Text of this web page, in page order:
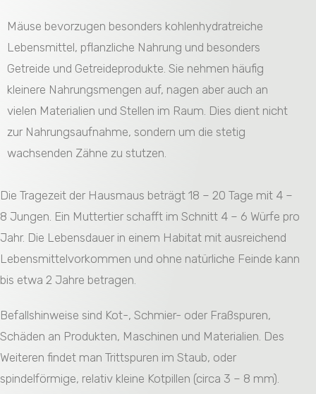
Mäuse bevorzugen besonders kohlenhydratreiche
Lebensmittel, pflanzliche Nahrung und besonders
Getreide und Getreideprodukte. Sie nehmen häufig
kleinere Nahrungsmengen auf, nagen aber auch an
vielen Materialien und Stellen im Raum. Dies dient nicht
zur Nahrungsaufnahme, sondern um die stetig
wachsenden Zähne zu stutzen.
Die Tragezeit der Hausmaus beträgt 18 – 20 Tage mit 4 –
8 Jungen. Ein Muttertier schafft im Schnitt 4 – 6 Würfe pro
Jahr. Die Lebensdauer in einem Habitat mit ausreichend
Lebensmittelvorkommen und ohne natürliche Feinde kann
bis etwa 2 Jahre betragen.
Befallshinweise sind Kot-, Schmier- oder Fraßspuren,
Schäden an Produkten, Maschinen und Materialien. Des
Weiteren findet man Trittspuren im Staub, oder
spindelförmige, relativ kleine Kotpillen (circa 3 – 8 mm).